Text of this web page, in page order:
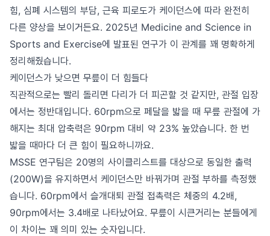
힘, 심폐 시스템의 부담, 근육 피로도가 케이던스에 따라 완전히
다른 양상을 보이거든요. 2025년 Medicine and Science in
Sports and Exercise에 발표된 연구가 이 관계를 꽤 명확하게
정리해줬습니다.
케이던스가 낮으면 무릎이 더 힘들다
직관적으로는 빨리 돌리면 다리가 더 피곤할 것 같지만, 관절 입장
에서는 정반대입니다. 60rpm으로 페달을 밟을 때 무릎 관절에 가
해지는 최대 압축력은 90rpm 대비 약 23% 높았습니다. 한 번
밟을 때마다 더 큰 힘이 필요하니까요.
MSSE 연구팀은 20명의 사이클리스트를 대상으로 동일한 출력
(200W)을 유지하면서 케이던스만 바꿔가며 관절 부하를 측정했
습니다. 60rpm에서 슬개대퇴 관절 접촉력은 체중의 4.2배,
90rpm에서는 3.4배로 나타났어요. 무릎이 시큰거리는 분들에게
이 차이는 꽤 의미 있는 숫자입니다.